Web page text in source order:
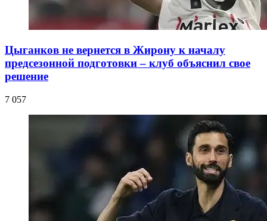
Цыганков не вернется в Жирону к началу
предсезонной подготовки – клуб объяснил свое
решение
7 057